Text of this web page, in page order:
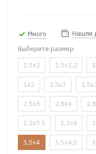
Много
Нашли
Выберите размер
1,5x2
1,5x2,2
1x2 2,5x3
2,5x5 2,8x4
3,2x3,5 3,2x4
3,5x4 3,5x4,5